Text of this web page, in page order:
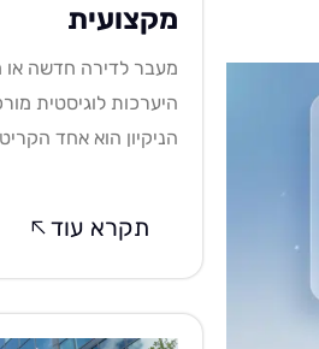
מקצועית
מעבר לדירה חדשה או
היערכות לוגיסטית
הניקיון הוא אחד
תקרא עוד